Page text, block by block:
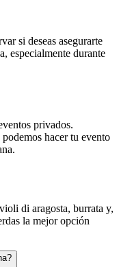
si deseas asegurarte
especialmente durante
privados.
hacer tu evento
di aragosta, burrata y,
la mejor opción